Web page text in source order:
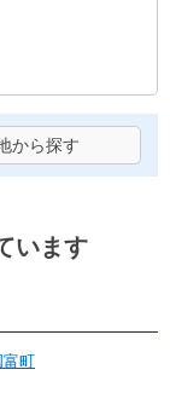
から探す
います
富町